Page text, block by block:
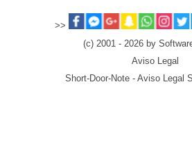
>>
(c) 2001 - 2026 by
Aviso Legal
Short-Door-Note - Aviso Legal